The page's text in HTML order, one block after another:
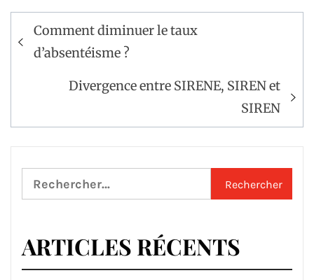
Navigation
de
Comment diminuer le taux
d’absentéisme ?
Divergence entre SIRENE, SIREN et
SIREN
Rechercher :
ARTICLES RÉCENTS